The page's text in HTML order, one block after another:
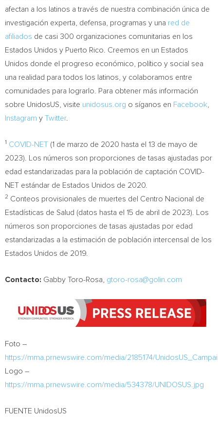
afectan a los latinos a través de nuestra combinación única de
investigación experta, defensa, programas y una red de
afiliados de casi 300 organizaciones comunitarias en los
Estados Unidos y Puerto Rico . Creemos en un Estados
Unidos donde el progreso económico, político y social sea
una realidad para todos los latinos, y colaboramos entre
comunidades para lograrlo. Para obtener más información
sobre UnidosUS, visite unidosus.org o síganos en Facebook
Instagram y Twitter.
1 COVID-NET (1 de marzo de 2020 hasta el 13 de mayo de
2023). Los números son proporciones de tasas ajustadas por
edad estandarizadas para la población de captación COVID-
NET estándar de Estados Unidos de 2020.
2 Conteos provisionales de muertes del Centro Nacional de
Estadísticas de Salud (datos hasta el 15 de abril de 2023). Los
números son proporciones de tasas ajustadas por edad
estandarizadas a la estimación de población intercensal de los
Estados Unidos de 2019.
Contacto: Gabby Toro-Rosa, gtoro-rosa@golin.com
Foto –
https://mma.prnewswire.com/media/2185174/
Logo –
https://mma.prnewswire.com/media/534378/UNIDOSUS.jpg
FUENTE UnidosUS